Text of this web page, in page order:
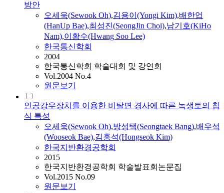
방안
오세욱(Sewook Oh),김용이(Yongi Kim),배한업
(HanUp Bae),최성진(SeongJin Choi),남기호(KiHo
Nam),이황수(Hwang Soo Lee)
한국통신학회
2004
한국통신학회 학술대회 및 강연회
Vol.2004 No.4
원문보기
인공강우장치를 이용한 비탈면 경사에 따른 녹생토의 침
식 특성
오세욱(Sewook Oh),방성택(Seongtaek Bang),배우석
(Wooseok Bae),김홍석(Hongseok Kim)
한국지반환경공학회
2015
한국지반환경공학회 학술발표회논문집
Vol.2015 No.09
원문보기